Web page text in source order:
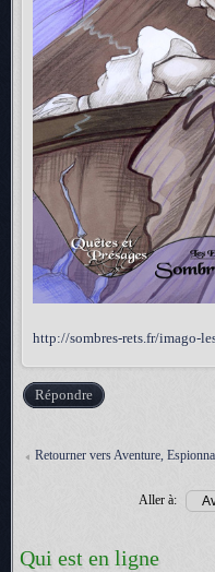
http://sombres-rets.fr/imago-
Répondre
Retourner vers Aventure,
Aller à:
Qui est en ligne